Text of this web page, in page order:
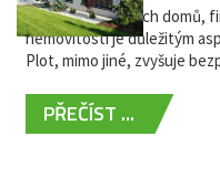
Oplocení rodinných domů,
nemovitostí je důležitým
Plot, mimo jiné, zvyšuje
PŘEČÍST ...